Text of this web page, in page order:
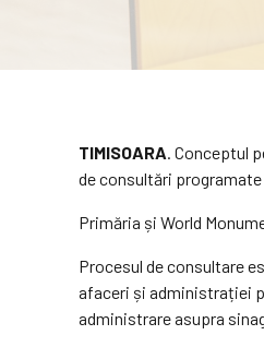
TIMISOARA. Conceptul
de consultări
Primăria și World
Procesul de consultare
afaceri și administrației
administrare asupra